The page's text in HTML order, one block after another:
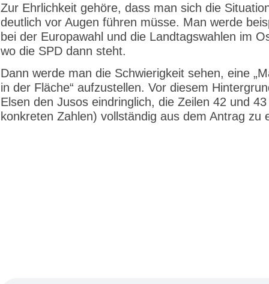
Zur Ehrlichkeit gehöre, dass man sich die
deutlich vor Augen führen müsse. Man werde
bei der Europawahl und die Landtagswahlen im
wo die SPD dann steht.
Dann werde man die Schwierigkeit sehen, eine
in der Fläche“ aufzustellen. Vor diesem
Elsen den Jusos eindringlich, die Zeilen 42 und
konkreten Zahlen) vollständig aus dem Antrag zu